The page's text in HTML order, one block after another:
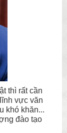
thì rất cần
vực văn
khó khăn...
đào tạo